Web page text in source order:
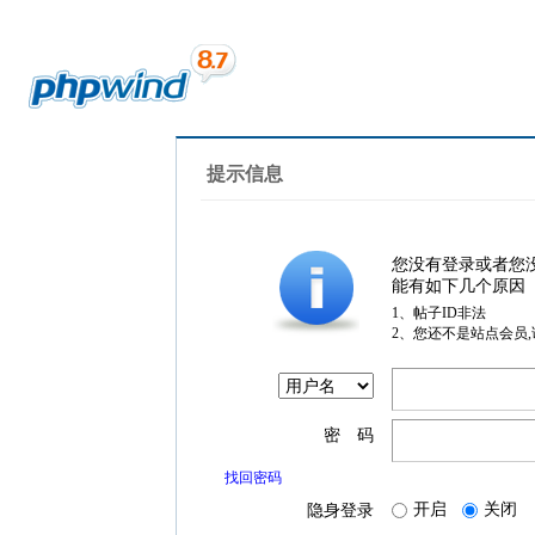
提示信息
您没有登录或者您
能有如下几个原因
1、帖子ID非法
2、您还不是站点会员
密 码
找回密码
隐身登录 开启 关闭